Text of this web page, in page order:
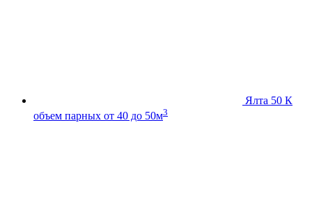
Ялта 50 К
объем парных от 40 до 50м3